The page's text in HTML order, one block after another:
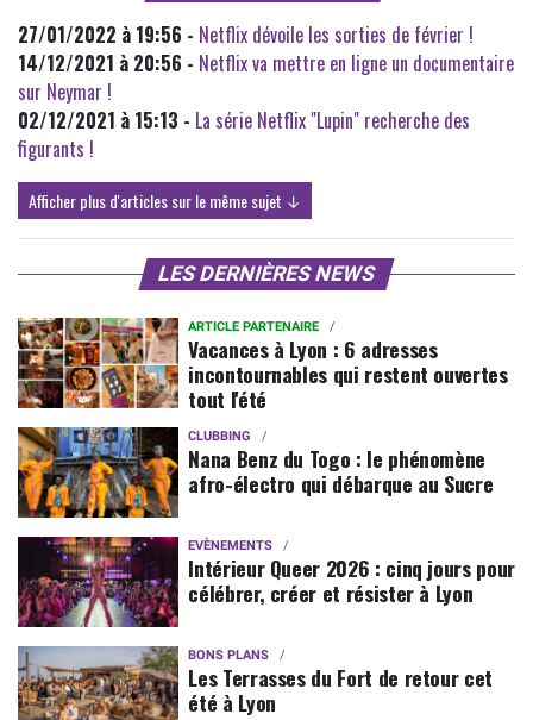
27/01/2022 à 19:56 - Netflix dévoile les sorties de février !
14/12/2021 à 20:56 - Netflix va mettre en ligne un documentaire
sur Neymar !
02/12/2021 à 15:13 - La série Netflix "Lupin" recherche des
figurants !
Afficher plus d'articles sur le même sujet ↓
LES DERNIÈRES NEWS
ARTICLE PARTENAIRE
Vacances à Lyon : 6 adresses
incontournables qui restent ouvertes
tout l'été
CLUBBING
Nana Benz du Togo : le phénomène
afro-électro qui débarque au Sucre
EVÈNEMENTS
Intérieur Queer 2026 : cinq jours pour
célébrer, créer et résister à Lyon
BONS PLANS
Les Terrasses du Fort de retour cet
été à Lyon